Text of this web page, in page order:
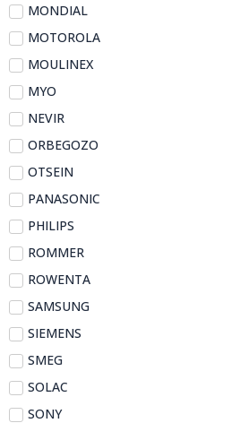
MONDIAL
MOTOROLA
MOULINEX
MYO
NEVIR
ORBEGOZO
OTSEIN
PANASONIC
PHILIPS
ROMMER
ROWENTA
SAMSUNG
SIEMENS
SMEG
SOLAC
SONY